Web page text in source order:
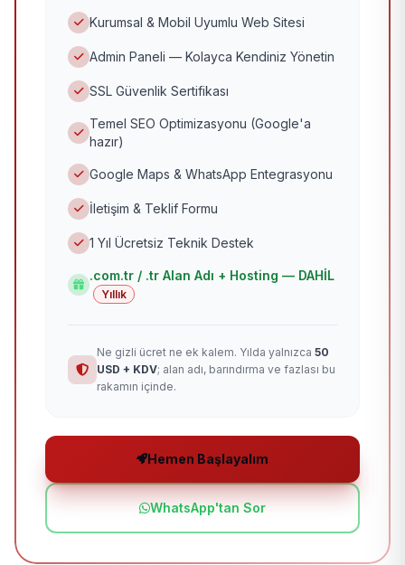
Kurumsal & Mobil Uyumlu Web Sitesi
Admin Paneli — Kolayca Kendiniz Yönetin
SSL Güvenlik Sertifikası
Temel SEO Optimizasyonu (Google'a
hazır)
Google Maps & WhatsApp Entegrasyonu
İletişim & Teklif Formu
1 Yıl Ücretsiz Teknik Destek
.com.tr / .tr Alan Adı + Hosting — DAHİL
Yıllık
Ne gizli ücret ne ek kalem. Yılda yalnızca 50
USD + KDV; alan adı, barındırma ve fazlası bu
rakamın içinde.
Hemen Başlayalım
WhatsApp'tan Sor